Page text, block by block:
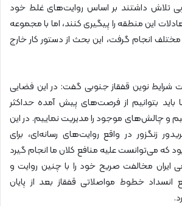
تلاش داشتند بر اساس روایت‌های غلط خود
این منطقه را پیگیری کنند، اما با مجموعه
انجام گرفت، این بحث از دستور کار خارج
شرایط نوین قفقاز جنوبی گفت: در این فضایی
باید بتوانیم از فرصت‌های پیش آمده حداکثر
و چالش‌های موجود را مدیریت نماییم. در این
زنگزور در واقع روایت‌های رسانه‌ای، برای
که می‌توانست علیه منافع کلان ما انجام گیرد
ایران مخالفت صریح خود را با چنین روایت و
انسداد خطوط مواصلاتی قفقاز بعد از پایان